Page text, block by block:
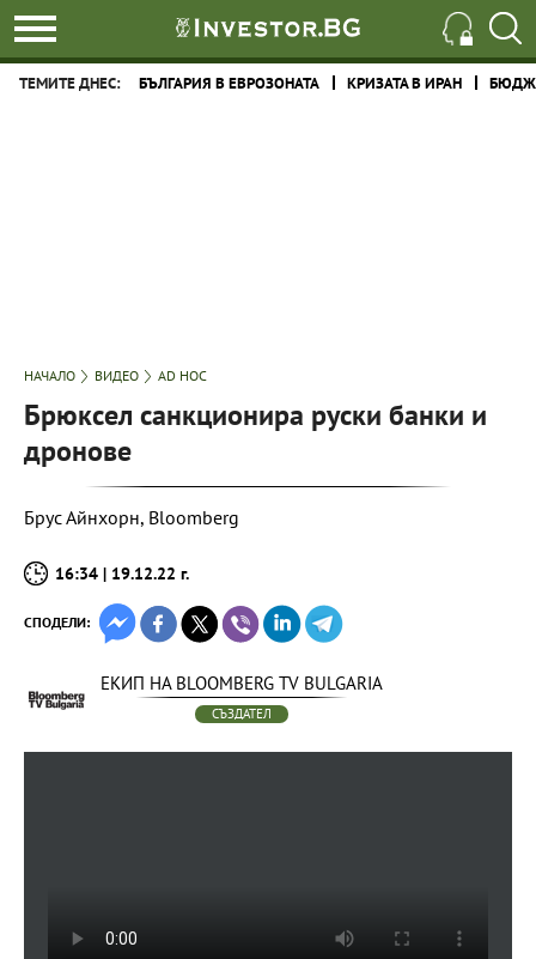
ТЕМИТЕ ДНЕС: БЪЛГАРИЯ В ЕВРОЗОНАТА КРИЗАТА В ИРАН
НАЧАЛО ВИДЕО AD HOC
Брюксел санкционира руски банки и
дронове
Брус Айнхорн, Bloomberg
16:34 | 19.12.22 г.
СПОДЕЛИ:
ЕКИП НА BLOOMBERG TV BULGARIA
СЪЗДАТЕЛ